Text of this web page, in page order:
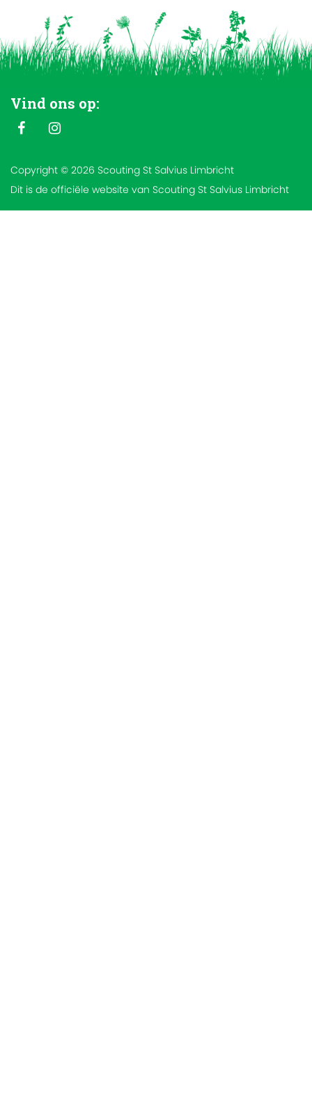
Vind ons op:
Copyright © 2026 Scouting St Salvius Limbricht
Dit is de officiële website van Scouting St Salvius Limbricht